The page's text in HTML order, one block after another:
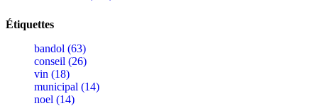
Étiquettes
bandol (63)
conseil (26)
vin (18)
municipal (14)
noel (14)